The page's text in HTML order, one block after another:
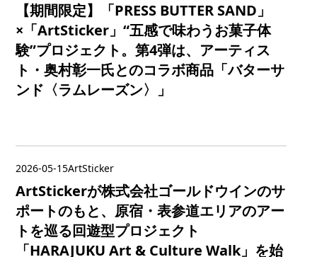
【期間限定】「PRESS BUTTER SAND」
×「ArtSticker」“五感で味わうお菓子体
験”プロジェクト。第4弾は、アーティス
ト・奥村彰一氏とのコラボ商品「バターサ
ンド〈ラムレーズン〉」
2026-05-15ArtSticker
ArtStickerが株式会社ゴールドウインのサ
ポートのもと、原宿・表参道エリアのアー
トを巡る回遊型プロジェクト
「HARAJUKU Art & Culture Walk」を始